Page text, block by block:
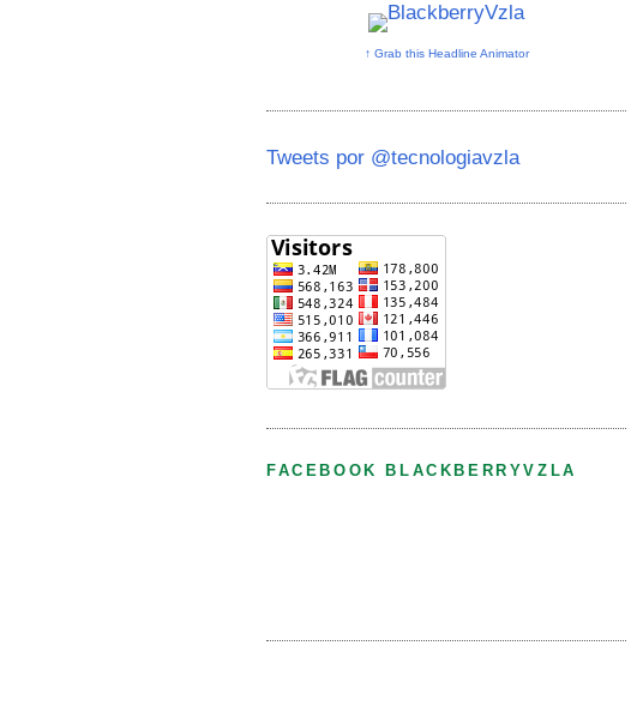
↑ Grab this Headline Animator
Tweets por @tecnologiavzla
FACEBOOK BLACKBERRYVZLA